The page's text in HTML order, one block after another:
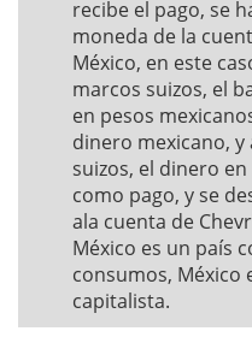
recibe el pago, se
moneda de la
México, en este
marcos suizos, el
en pesos
dinero mexicano,
suizos, el dinero
como pago, y se
ala cuenta de
México es un país
consumos, México
capitalista.